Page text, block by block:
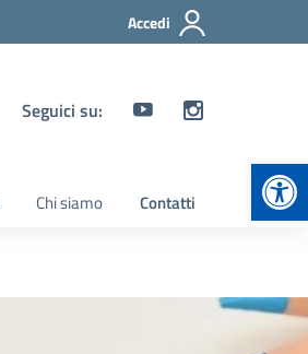
Accedi
Seguici su:
Chi siamo Contatti